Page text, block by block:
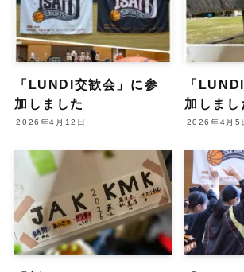
「LUNDI交歓会」に参
加しました
2026年4月12日
「
加しまし
2026年4月5